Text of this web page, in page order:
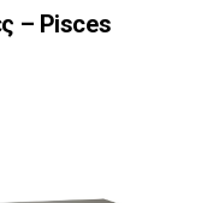
– Pisces